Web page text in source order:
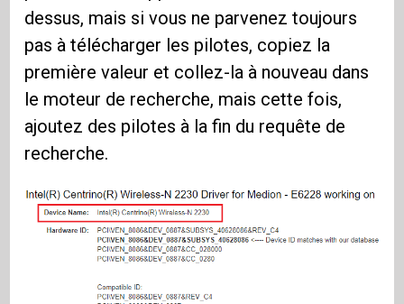
dessus, mais si vous ne parvenez toujours
pas à télécharger les pilotes, copiez la
première valeur et collez-la à nouveau dans
le moteur de recherche, mais cette fois,
ajoutez des pilotes à la fin du requête de
recherche.